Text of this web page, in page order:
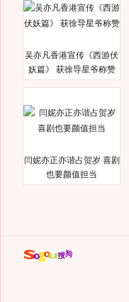
吴亦凡香港宣传《西游伏
妖篇》 获徐导星爷称赞
闫妮亦正亦谐占贺岁 喜剧
也要颜值担当